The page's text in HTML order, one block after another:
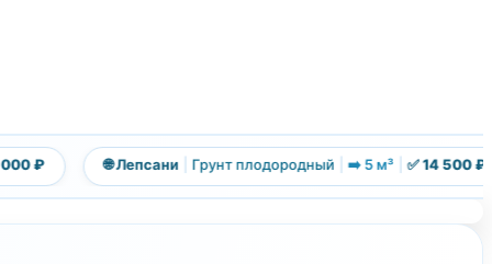
₽ 🌐 Лепсани | Грунт плодородный | ➡️ 5 м³ | ✅ 14 500 ₽